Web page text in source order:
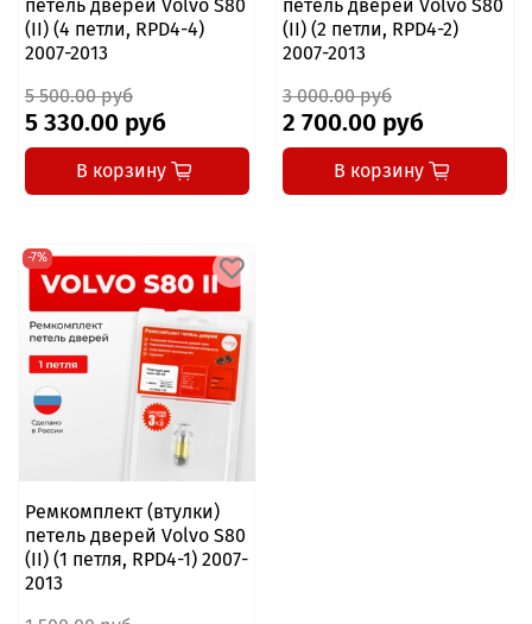
петель дверей Volvo S80
(II) (4 петли, RPD4-4)
2007-2013
5 500.00 руб
5 330.00 руб
В корзину
петель дверей Volvo S80
(II) (2 петли, RPD4-2)
2007-2013
3 000.00 руб
2 700.00 руб
В корзину
-7%
Ремкомплект (втулки)
петель дверей Volvo S80
(II) (1 петля, RPD4-1) 2007-
2013